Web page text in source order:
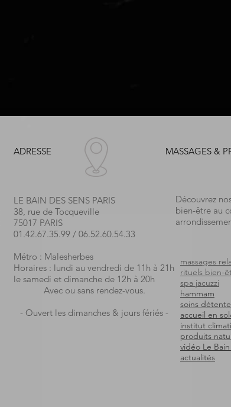
ADRESSE MASSAGES &
LE BAIN DES SENS PARIS
38, rue de Tocqueville
75017 PARIS
01.42.67.35.99 / 06.52.60.54.33
Métro : Malesherbes
Horaires : lundi au vendredi de 11h à 21h
le samedi et dimanche de 12h à 20h
Avec ou sans rendez-vous.
- Ouvert les dimanches & jours fériés -
Découvrez
bien-être au
massages
rituels bien-
spa jacuzzi
hammam
soins détente
accueil en
institut
produits
vidéo Le
actualités